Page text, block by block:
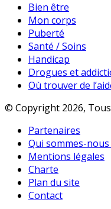
Bien être
Mon corps
Puberté
Santé / Soins
Handicap
Drogues et
Où trouver de
© Copyright 2026,
Partenaires
Qui sommes-nous
Mentions légales
Charte
Plan du site
Contact